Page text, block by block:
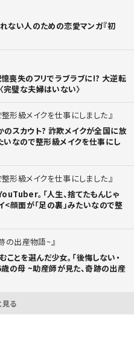
れない人のための恋愛マンガ『初
憶喪失のフリでラブラブに!? 大逆転
完璧な夫婦はいない〉
形級メイクを仕事にしました
のスカウト? 詐欺メイクが全国に放
いなので整形級メイクを仕事にし
形級メイクを仕事にしました
。「人生、捨てたもんじゃ
<顔面が「足の裏」みたいなので整
の出産物語~
ことを選んだ少女。「後悔しない・
歳の母 ~助産師が見た、奇跡の出産
見る